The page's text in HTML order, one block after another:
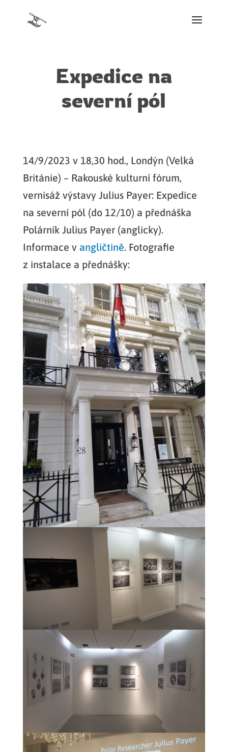
Expedice na
severní pól
14/9/2023 v 18,30 hod., Londýn (Velká
Británie) – Rakouské kulturní fórum,
vernisáž výstavy Julius Payer: Expedice
na severní pól (do 12/10) a přednáška
Polárník Julius Payer (anglicky).
Informace v angličtině. Fotografie
z instalace a přednášky: